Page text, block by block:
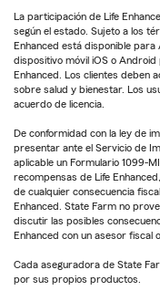
La participación de Life
según el estado. Sujeto a los
Enhanced está disponible
dispositivo móvil iOS o
Enhanced. Los clientes deben
sobre salud y bienestar. Los
acuerdo de licencia.
De conformidad con la ley de
presentar ante el Servicio de
aplicable un Formulario 1099-
recompensas de Life
de cualquier consecuencia
Enhanced. State Farm no
discutir las posibles
Enhanced con un asesor fiscal o
Cada aseguradora de State
por sus propios productos.